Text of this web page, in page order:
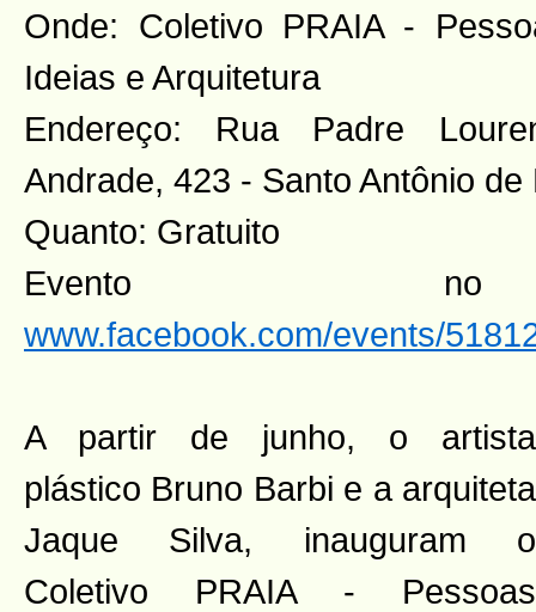
Onde: Coletivo PRAIA -
Ideias e Arquitetura
Endereço: Rua Padre
Andrade, 423 - Santo Antônio de
Quanto: Gratuito
Evento
www.facebook.com/events/
A partir de junho, o artista
plástico Bruno Barbi e a arquiteta
Jaque Silva, inauguram o
Coletivo PRAIA - Pessoas